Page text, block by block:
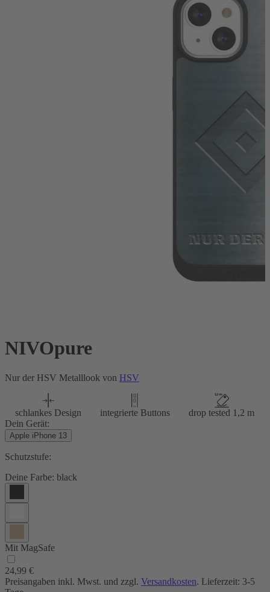
NIVOpure
Nur der HSV Metalllook von HSV
schlankes Design integrierte Buttons
drop tested 1,2 m
Dein Gerät:
Apple iPhone 13
Schutzstufe:
Deine Farbe: black
Mit MagSafe
24,99 €
Preisangaben inkl. Mwst. und zzgl. Versandkosten. Lieferzeit: 3-5